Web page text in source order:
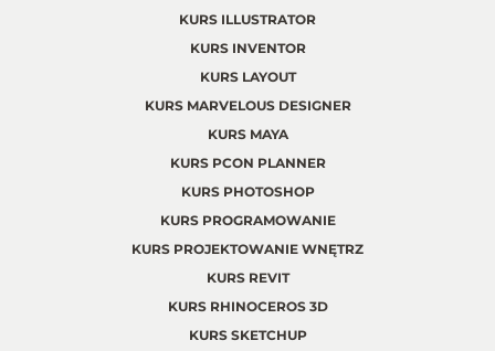
KURS ILLUSTRATOR
KURS INVENTOR
KURS LAYOUT
KURS MARVELOUS DESIGNER
KURS MAYA
KURS PCON PLANNER
KURS PHOTOSHOP
KURS PROGRAMOWANIE
KURS PROJEKTOWANIE WNĘTRZ
KURS REVIT
KURS RHINOCEROS 3D
KURS SKETCHUP